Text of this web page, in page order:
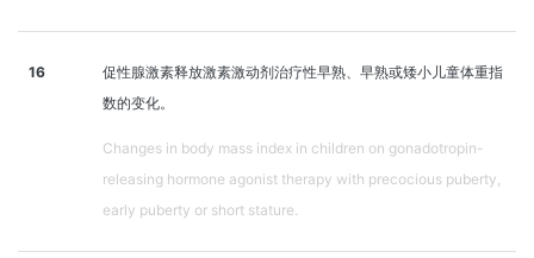
16
促性腺激素释放激素激动剂治疗性早熟、早熟或矮小儿童体重指
数的变化。
Changes in body mass index in children on gonadotropin-
releasing hormone agonist therapy with precocious puberty,
early puberty or short stature.